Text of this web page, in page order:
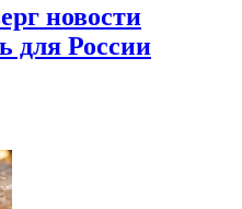
новости
для России